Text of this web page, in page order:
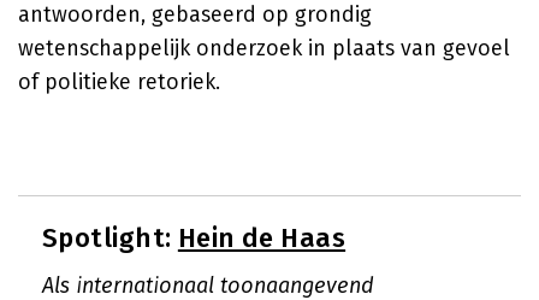
antwoorden, gebaseerd op grondig
wetenschappelijk onderzoek in plaats van gevoel
of politieke retoriek.
Spotlight: Hein de Haas
Als internationaal toonaangevend